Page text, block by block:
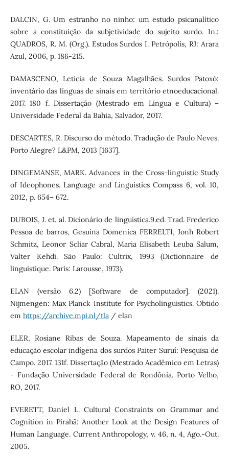
DALCIN, G. Um estranho no ninho: um estudo psicanalítico
sobre a constituição da subjetividade do sujeito surdo. In.:
QUADROS, R. M. (Org.). Estudos Surdos I. Petrópolis, RJ: Arara
Azul, 2006, p. 186-215.
DAMASCENO, Leticia de Souza Magalhães. Surdos Patoxó:
inventário das línguas de sinais em território etnoeducacional.
2017. 180 f. Dissertação (Mestrado em Língua e Cultura) –
Universidade Federal da Bahia, Salvador, 2017.
DESCARTES, R. Discurso do método. Tradução de Paulo Neves.
Porto Alegre? L&PM, 2013 [1637].
DINGEMANSE, MARK. Advances in the Cross-linguistic Study
of Ideophones. Language and Linguistics Compass 6, vol. 10,
2012, p. 654– 672.
DUBOIS, J. et. al. Dicionário de linguística.9.ed. Trad. Frederico
Pessoa de barros, Gesuína Domenica FERRELTI, Jonh Robert
Schmitz, Leonor Scliar Cabral, Maria Elisabeth Leuba Salum,
Valter Kehdi. São Paulo: Cultrix, 1993 (Dictionnaire de
linguistique. Paris: Larousse, 1973).
ELAN (versão 6.2) [Software de computador]. (2021).
Nijmengen: Max Planck Institute for Psycholinguistics. Obtido
em https://archive.mpi.nl/tla/ elan
ELER, Rosiane Ribas de Souza. Mapeamento de sinais da
educação escolar indígena dos surdos Paiter Suruí: Pesquisa de
Campo. 2017. 131f. Dissertação (Mestrado Acadêmico em Letras)
- Fundação Universidade Federal de Rondônia. Porto Velho,
RO, 2017.
EVERETT, Daniel L. Cultural Constraints on Grammar and
Cognition in Pirahã: Another Look at the Design Features of
Human Language. Current Anthropology, v. 46, n. 4, Ago.-Out.
2005.